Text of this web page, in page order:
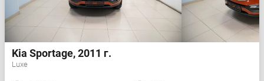
Kia Sportage, 2011 г.
Luxe